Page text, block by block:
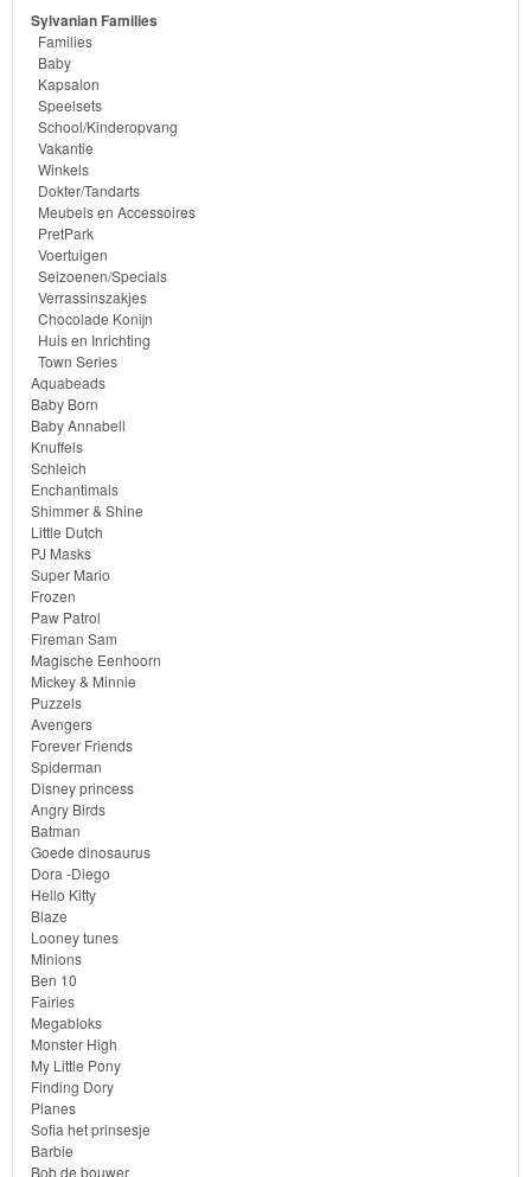
Ben
10
Fairies
Megabloks
Monster
High
My
Little
Pony
Finding
Dory
Planes
Sofia
het
prinsesje
Barbie
Bob
de
bouwer
SpongeBob
Star
Wars
Skylanders
Superman
Toy
Story
Sylvanian Families
Families
Baby
Kapsalon
Speelsets
School/Kinderopvang
Vakantie
Winkels
Dokter/Tandarts
Meubels en Accessoires
PretPark
Voertuigen
Seizoenen/Specials
Verrassinszakjes
Chocolade Konijn
Huis en Inrichting
Town Series
Aquabeads
Baby Born
Baby Annabell
Knuffels
Schleich
Enchantimals
Shimmer & Shine
Little Dutch
PJ Masks
Super Mario
Frozen
Paw Patrol
Fireman Sam
Magische Eenhoorn
Mickey & Minnie
Puzzels
Avengers
Forever Friends
Spiderman
Disney princess
Angry Birds
Batman
Goede dinosaurus
Dora -Diego
Hello Kitty
Blaze
Looney tunes
Minions
Ben 10
Fairies
Megabloks
Monster High
My Little Pony
Finding Dory
Planes
Sofia het prinsesje
Barbie
Bob de bouwer